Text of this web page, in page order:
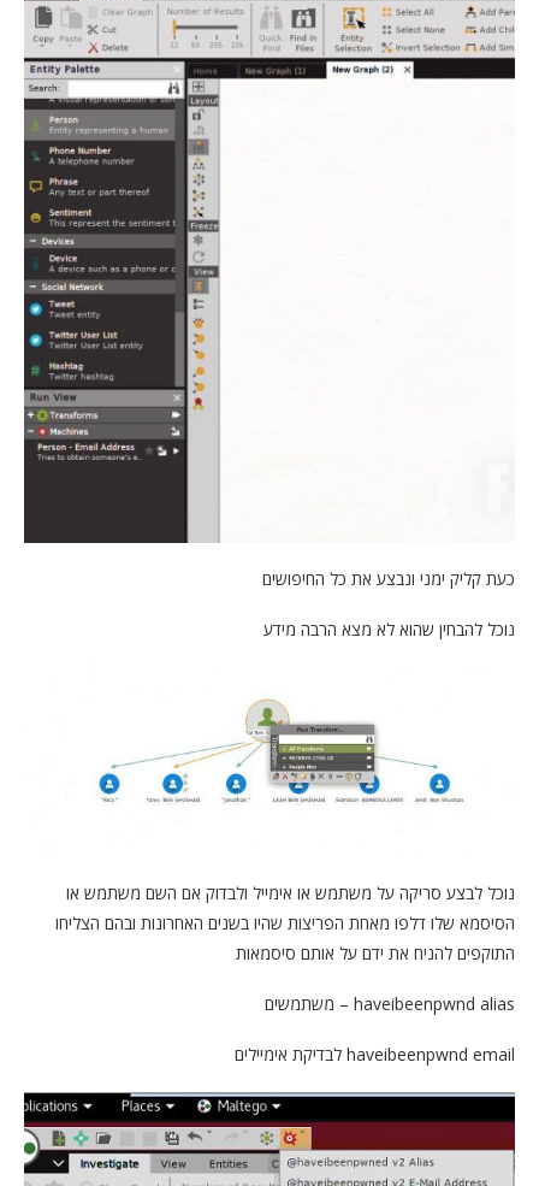
כעת קליק ימני ונבצע את כל החיפושים
נוכל להבחין שהוא לא מצא הרבה מידע
נוכל לבצע סריקה על משתמש או אימייל ולבדוק אם השם משתמש או
הסיסמא שלו דלפו מאחת הפריצות שהיו בשנים האחרונות ובהם הצליחו
התוקפים להניח את ידם על אותם סיסמאות
haveibeenpwnd alias – משתמשים
haveibeenpwnd email לבדיקת אימיילים